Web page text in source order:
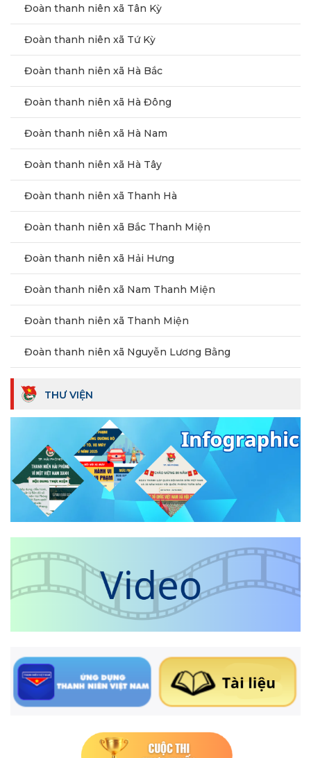
Đoàn thanh niên xã Tân Kỳ
Đoàn thanh niên xã Tứ Kỳ
Đoàn thanh niên xã Hà Bắc
Đoàn thanh niên xã Hà Đông
Đoàn thanh niên xã Hà Nam
Đoàn thanh niên xã Hà Tây
Đoàn thanh niên xã Thanh Hà
Đoàn thanh niên xã Bắc Thanh Miện
Đoàn thanh niên xã Hải Hưng
Đoàn thanh niên xã Nam Thanh Miện
Đoàn thanh niên xã Thanh Miện
Đoàn thanh niên xã Nguyễn Lương Bằng
THƯ VIỆN